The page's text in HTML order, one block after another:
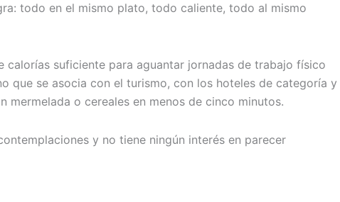
todo en el mismo plato, todo caliente, todo al mismo
calorías suficiente para aguantar jornadas de trabajo físico
que se asocia con el turismo, con los hoteles de categoría y
mermelada o cereales en menos de cinco minutos.
y no tiene ningún interés en parecer